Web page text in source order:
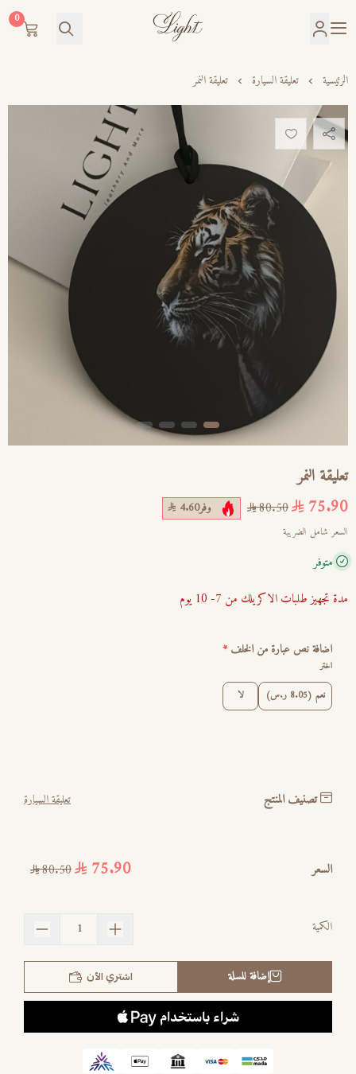
LIGHT
0
الرئيسية تعليقة السيارة تعليقة النمر
تعليقة النمر
75.90
80.50 وفر4.60
السعر شامل الضريبة
متوفر
مدة تجهيز طلبات الاكريلك من 7- 10 يوم
اضافة نص عبارة من الخلف*
اختر
نعم (8.05 ر.س) لا
تصنيف المنتج تعليقة السيارة
السعر 75.90
80.50
الكمية
إضافة للسلة اشتري الآن